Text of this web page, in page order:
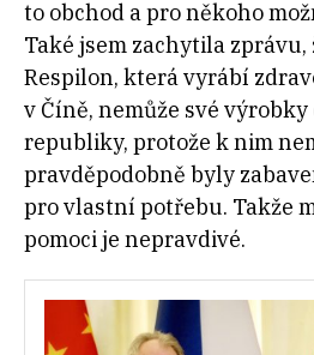
to obchod a pro někoho
Také jsem zachytila zprávu,
Respilon, která vyrábí
v Číně, nemůže své výrobky
republiky, protože k nim
pravděpodobně byly
pro vlastní potřebu. Takže
pomoci je nepravdivé.